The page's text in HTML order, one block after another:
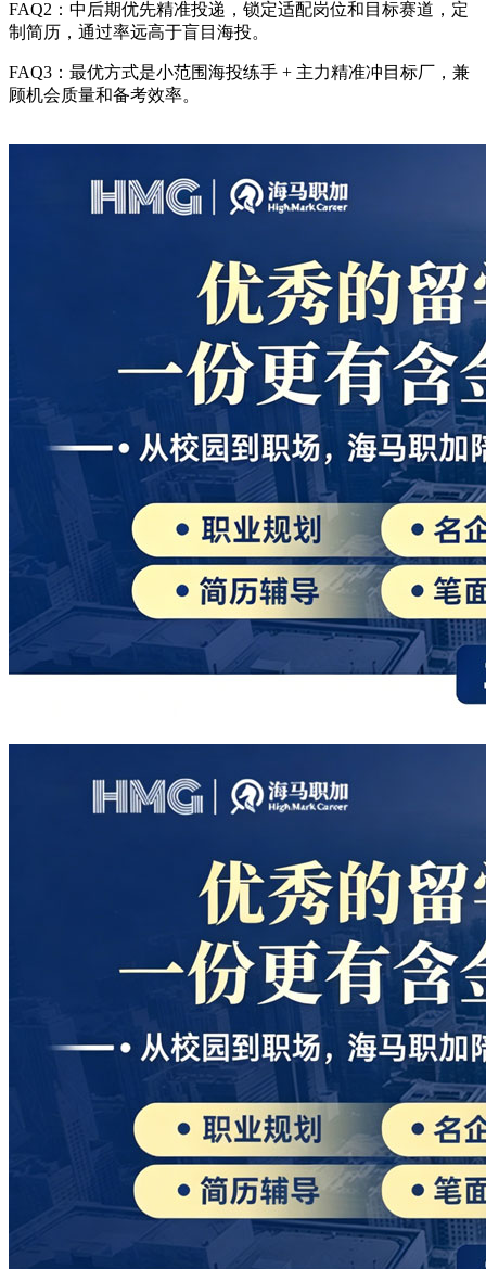
FAQ2：中后期优先精准投递，锁定适配岗位和目标赛道，定
制简历，通过率远高于盲目海投。
FAQ3：最优方式是小范围海投练手 + 主力精准冲目标厂，兼
顾机会质量和备考效率。